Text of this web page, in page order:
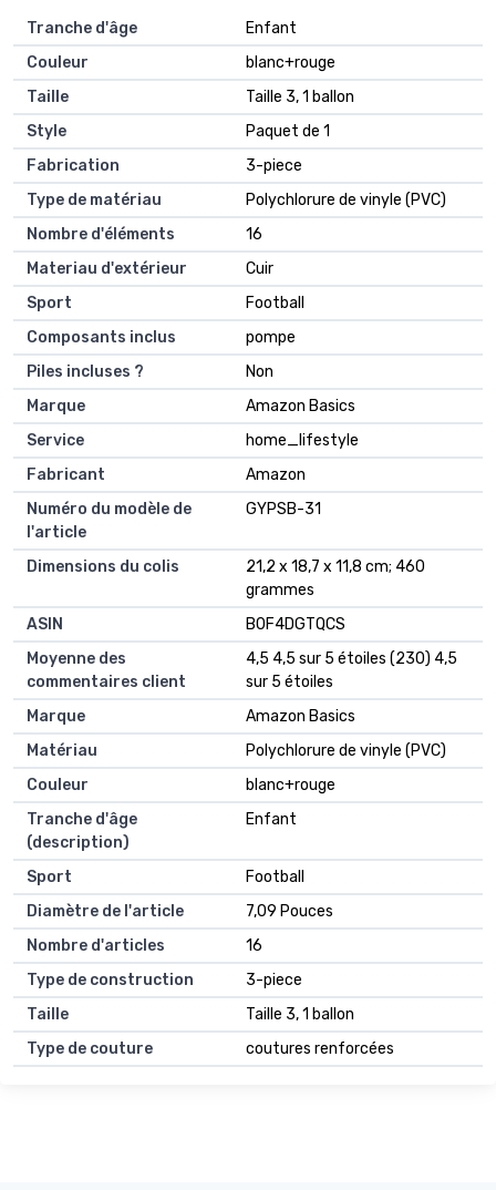
Tranche d'âge
‎Enfant
Couleur
‎blanc+rouge
Taille
‎Taille 3, 1 ballon
Style
‎Paquet de 1
Fabrication
‎3-piece
Type de matériau
‎Polychlorure de vinyle (PVC)
Nombre d'éléments
‎16
Materiau d'extérieur
‎Cuir
Sport
‎Football
Composants inclus
‎pompe
Piles incluses ?
‎Non
Marque
‎Amazon Basics
Service
‎home_lifestyle
Fabricant
‎Amazon
Numéro du modèle de
l'article
‎GYPSB-31
Dimensions du colis
‎21,2 x 18,7 x 11,8 cm; 460
grammes
ASIN
‎B0F4DGTQCS
Moyenne des
commentaires client
4,5 4,5 sur 5 étoiles (230) 4,5
sur 5 étoiles
Marque
Amazon Basics
Matériau
Polychlorure de vinyle (PVC)
Couleur
blanc+rouge
Tranche d'âge
(description)
Enfant
Sport
Football
Diamètre de l'article
7,09 Pouces
Nombre d'articles
16
Type de construction
3-piece
Taille
Taille 3, 1 ballon
Type de couture
coutures renforcées